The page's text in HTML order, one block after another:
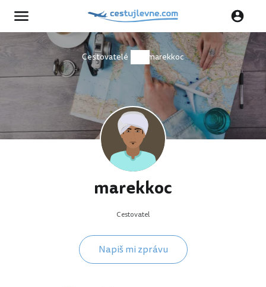
Cestovatelé marekkoc
marekkoc
Cestovatel
Napiš mi zprávu